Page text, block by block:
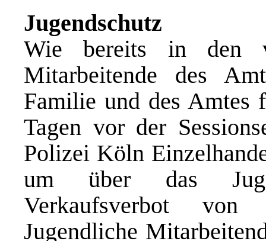
Jugendschutz
Wie bereits in den
Mitarbeitende des
Familie und des Amtes
Tagen vor der
Polizei Köln
um über das
Verkaufsverbot
Jugendliche